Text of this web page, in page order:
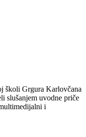
školi Grgura Karlovčana
slušanjem uvodne priče
i